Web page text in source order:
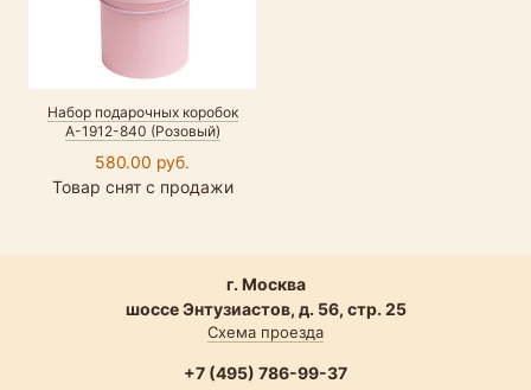
Набор подарочных коробок
А-1912-840 (Розовый)
580.00 руб.
Товар снят с продажи
г. Москва
шоссе Энтузиастов, д. 56, стр. 25
Схема проезда
+7 (495) 786-99-37